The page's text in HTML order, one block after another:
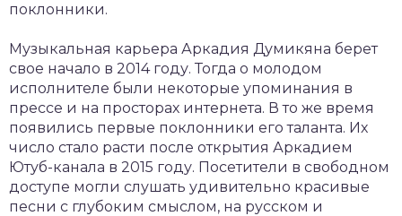
поклонники.
Музыкальная карьера Аркадия Думикяна берет
свое начало в 2014 году. Тогда о молодом
исполнителе были некоторые упоминания в
прессе и на просторах интернета. В то же время
появились первые поклонники его таланта. Их
число стало расти после открытия Аркадием
Ютуб-канала в 2015 году. Посетители в свободном
доступе могли слушать удивительно красивые
песни с глубоким смыслом, на русском и